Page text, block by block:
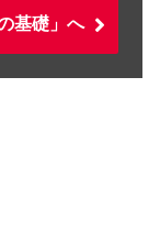
基礎」へ